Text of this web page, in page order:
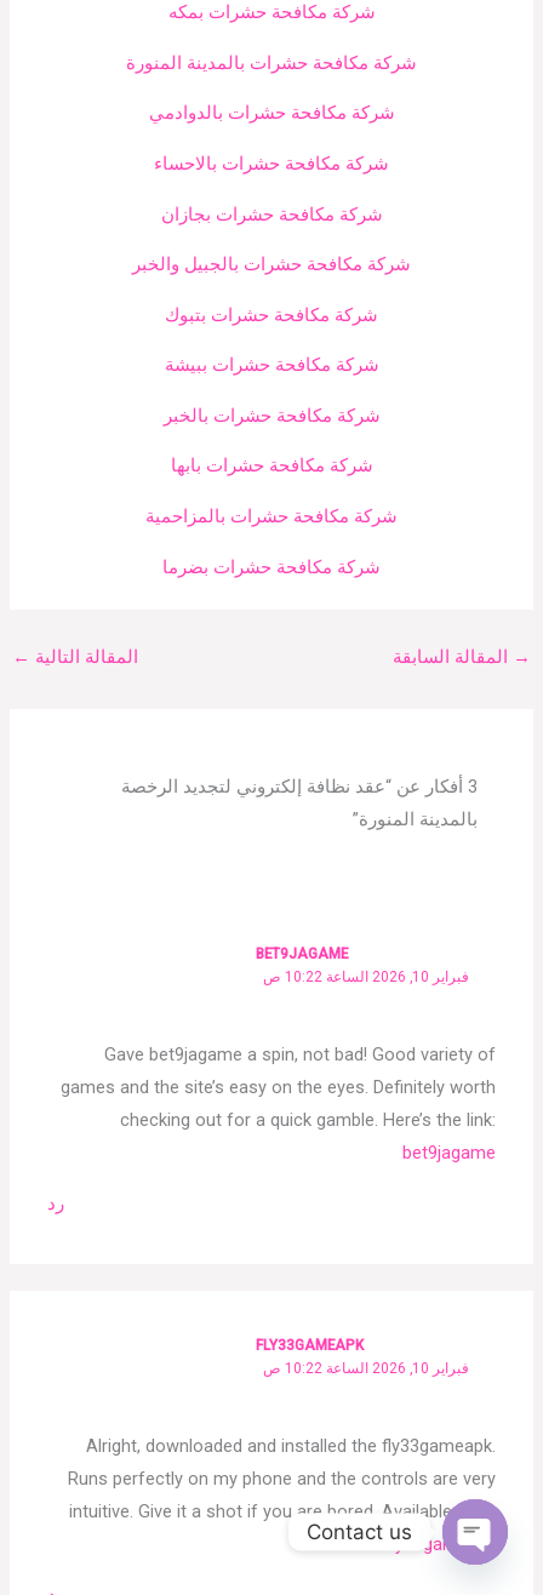
شركة مكافحة حشرات بمكه
شركة مكافحة حشرات بالمدينة المنورة
شركة مكافحة حشرات بالدوادمي
شركة مكافحة حشرات بالاحساء
شركة مكافحة حشرات بجازان
شركة مكافحة حشرات بالجبيل والخبر
شركة مكافحة حشرات بتبوك
شركة مكافحة حشرات ببيشة
شركة مكافحة حشرات بالخبر
شركة مكافحة حشرات بابها
شركة مكافحة حشرات بالمزاحمية
شركة مكافحة حشرات بضرما
→ المقالة السابقة المقالة التالية ←
3 أفكار عن “عقد نظافة إلكتروني لتجديد الرخصة
بالمدينة المنورة”
BET9JAGAME
فبراير 10, 2026 الساعة 10:22 ص
Gave bet9jagame a spin, not bad! Good variety of
games and the site’s easy on the eyes. Definitely worth
checking out for a quick gamble. Here’s the link:
bet9jagame
رد
FLY33GAMEAPK
فبراير 10, 2026 الساعة 10:22 ص
Alright, downloaded and installed the fly33gameapk.
Runs perfectly on my phone and the controls are very
intuitive. Give it a shot if you are bored. Available here:
fly33gameapk
Contact us
Open